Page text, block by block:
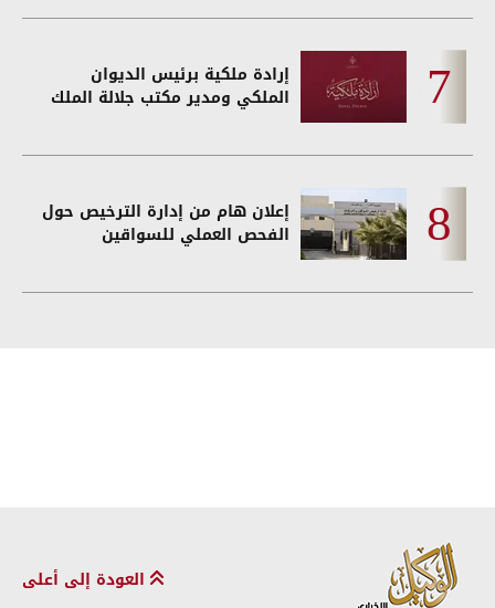
إرادة ملكية برئيس الديوان
الملكي ومدير مكتب جلالة الملك
إعلان هام من إدارة الترخيص حول
الفحص العملي للسواقين
العودة إلى أعلى